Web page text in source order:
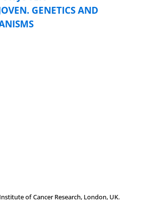
GENETICS AND
of Cancer Research, London, UK.